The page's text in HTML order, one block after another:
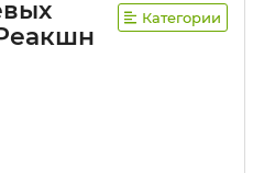
Категории